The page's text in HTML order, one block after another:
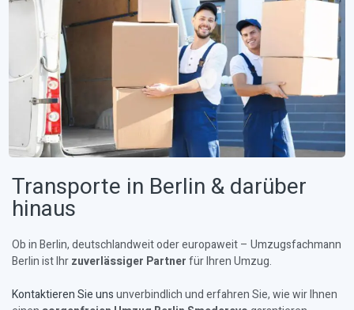
Transporte in Berlin & darüber
hinaus
Ob in Berlin, deutschlandweit oder europaweit – Umzugsfachmann
Berlin ist Ihrzuverlässiger Partnerfür Ihren Umzug.
Kontaktieren Sie unsunverbindlich und erfahren Sie, wie wir Ihnen